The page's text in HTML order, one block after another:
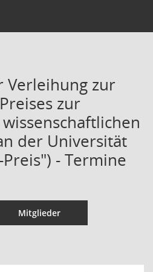
Verleihung zur
zur
der Universität
- Termine
Mitglieder